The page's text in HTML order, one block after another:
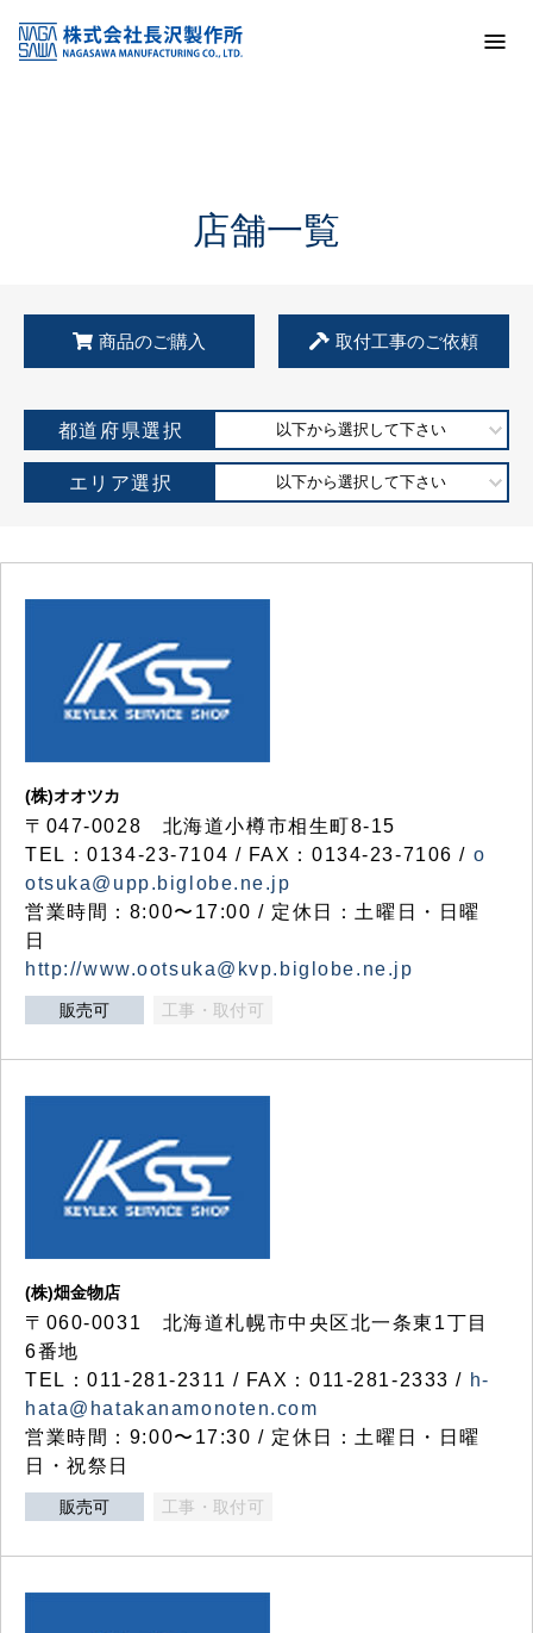
KSS加盟店・取扱店情報
店舗一覧
店舗一覧
商品のご購入 取付工事のご依頼
都道府県選択 以下から選択して下さい
エリア選択 以下から選択して下さい
(株)オオツカ
〒047-0028 北海道小樽市相生町8-15
TEL：0134-23-7104 / FAX：0134-23-7106 / o
otsuka@upp.biglobe.ne.jp
営業時間：8:00〜17:00 / 定休日：土曜日・日曜
日
http://www.ootsuka@kvp.biglobe.ne.jp
販売可 工事・取付可
(株)畑金物店
〒060-0031 北海道札幌市中央区北一条東1丁目
6番地
TEL：011-281-2311 / FAX：011-281-2333 / h-
hata@hatakanamonoten.com
営業時間：9:00〜17:30 / 定休日：土曜日・日曜
日・祝祭日
販売可 工事・取付可